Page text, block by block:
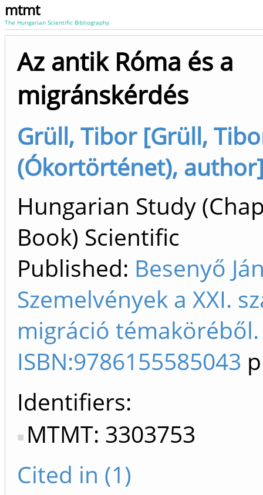
mtmt
The Hungarian Scientific Bibliography
Az antik Róma és a
migránskérdés
Grüll, Tibor [Grüll,
(Ókortörténet),
Hungarian Study
Book) Scientific
Published: Besenyő
Szemelvények a XXI.
migráció témaköréből.
ISBN:9786155585043
Identifiers
MTMT: 3303753
Cited in (1)